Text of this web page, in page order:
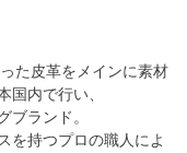
た皮革をメインに素材
国内で行い、
ブランド。
を持つプロの職人によ